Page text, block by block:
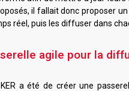
il fallait donc proposer
réel, puis les diffuser dans
agile pour la
a été de créer une